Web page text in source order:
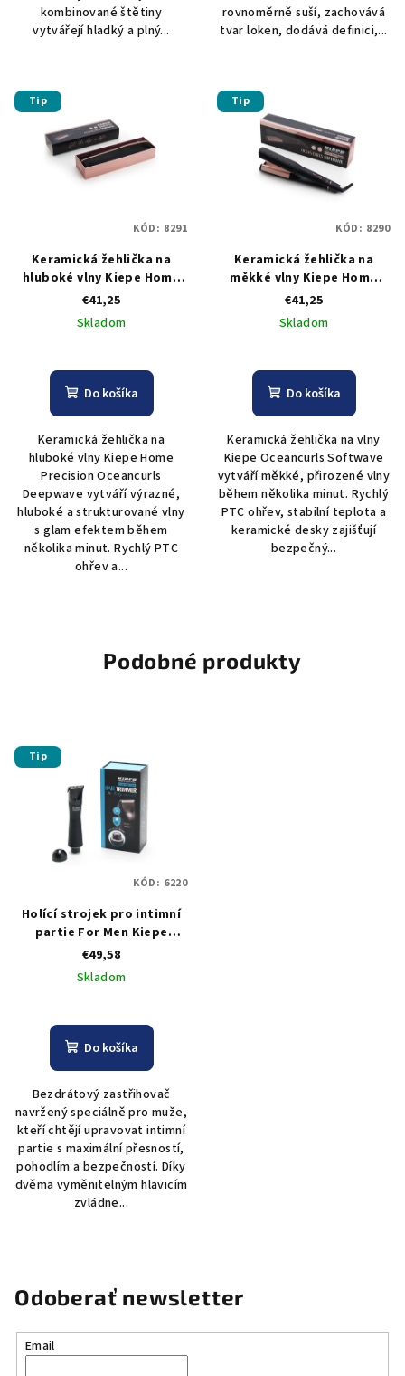
kombinované štětiny
vytvářejí hladký a plný...
rovnoměrně suší, zachovává
tvar loken, dodává definici,...
Tip
Keramická žehlička na
hluboké vlny Kiepe Home
Precision Oceancurls
Deepwave 104×60 mm
€41,25
Skladom
Do košíka
Keramická žehlička na
hluboké vlny Kiepe Home
Precision Oceancurls
Deepwave vytváří výrazné,
hluboké a strukturované vlny
s glam efektem během
několika minut. Rychlý PTC
ohřev a...
KÓD: 8291
Tip
Keramická žehlička na
měkké vlny Kiepe Home
Precision Oceancurls
Softwave 104×40 mm
€41,25
Skladom
Do košíka
Keramická žehlička na vlny
Kiepe Oceancurls Softwave
vytváří měkké, přirozené vlny
během několika minut. Rychlý
PTC ohřev, stabilní teplota a
keramické desky zajišťují
bezpečný...
KÓD: 8290
Podobné produkty
Tip
Holící strojek pro intimní
partie For Men Kiepe
Professional Home
Precision Trimmer For
Body Intimate
€49,58
Skladom
Do košíka
Bezdrátový zastřihovač
navržený speciálně pro muže,
kteří chtějí upravovat intimní
partie s maximální přesností,
pohodlím a bezpečností. Díky
dvěma vyměnitelným hlavicím
zvládne...
KÓD: 6220
Odoberať newsletter
Email